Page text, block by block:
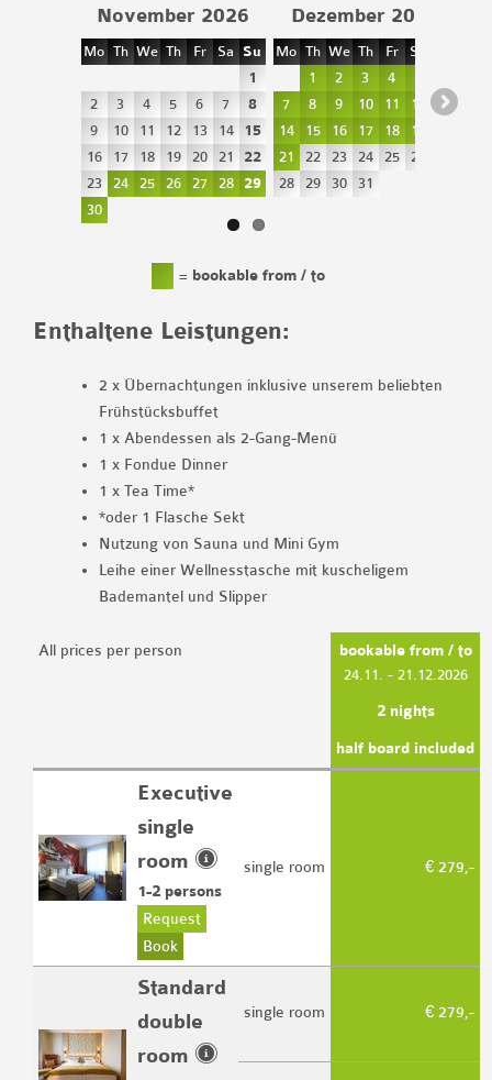
November 2026
Mo Th We Th Fr Sa Su
1
2
3 4 5 6 7
8
9
10 11 12 13 14
15
16
17 18 19 20 21
22
23
24 25 26 27 28 29
30
Dezember 2026
Mo Th We Th Fr Sa
1
2 3 4 5
7
8 9 10 11 12
13
14
15 16 17 18 19
21
22 23 24 25 26
28
29 30 31
= bookable from / to
Enthaltene Leistungen:
2 x Übernachtungen inklusive unserem beliebten
Frühstücksbuffet
1 x Abendessen als 2-Gang-Menü
1 x Fondue Dinner
1 x Tea Time*
*oder 1 Flasche Sekt
Nutzung von Sauna und Mini Gym
Leihe einer Wellnesstasche mit kuscheligem
Bademantel und Slipper
All prices per person bookable from / to
24.11. - 21.12.2026
2 nights
half board included
Executive
single
room
1-2 persons
Request
Book
single room € 279,-
Standard
double
room
single room € 279,-